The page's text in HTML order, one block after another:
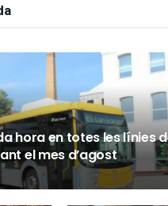
hora en totes les línies
el mes d’agost